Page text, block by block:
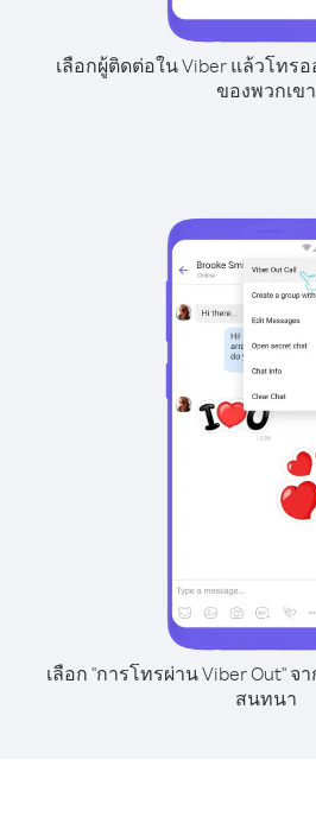
เลือกผู้ติดต่อใน Viber แล้วโทร
ของพวกเขา
เลือก "การโทรผ่าน Viber Out"
สนทนา